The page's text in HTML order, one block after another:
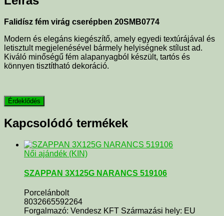
Falidísz fém virág cserépben 20SMB0774
Modern és elegáns kiegészítő, amely egyedi textúrájával és
letisztult megjelenésével bármely helyiségnek stílust ad.
Kiváló minőségű fém alapanyagból készült, tartós és
könnyen tisztítható dekoráció.
Kapcsolódó termékek
Női ajándék (KIN)
SZAPPAN 3X125G NARANCS 519106
Porcelánbolt
8032665592264
Forgalmazó: Vendesz KFT Származási hely: EU